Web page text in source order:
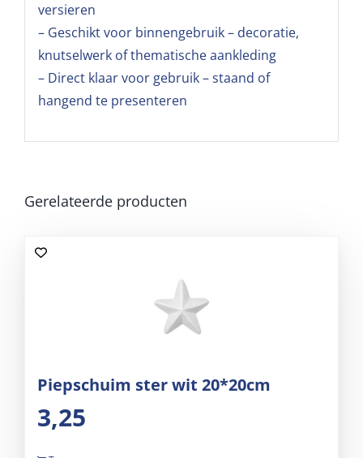
versieren
– Geschikt voor binnengebruik – decoratie,
knutselwerk of thematische aankleding
– Direct klaar voor gebruik – staand of
hangend te presenteren
Gerelateerde producten
Piepschuim ster wit 20*20cm
3,25